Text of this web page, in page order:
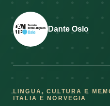
Dante Oslo
LINGUA, CULTURA E
ITALIA E NORVEGIA